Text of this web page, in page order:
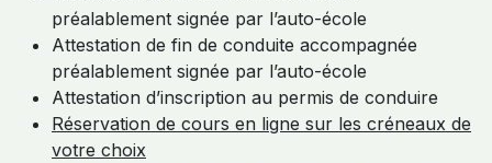
préalablement signée par l’auto-école
Attestation de fin de conduite accompagnée
préalablement signée par l’auto-école
Attestation d’inscription au permis de conduire
Réservation de cours en ligne sur les créneaux de
votre choix